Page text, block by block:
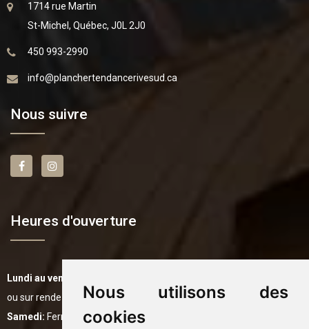
Nous utilisons des
cookies
1714 rue Martin
St-Michel, Québec, J0L 2J0
450 993-2990
info@planchertendancerivesud.ca
Nous suivre
Heures d'ouverture
Lundi au vendredi:
ou sur rendez-vous
Samedi: Fermé